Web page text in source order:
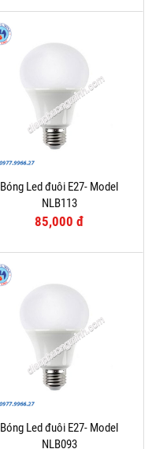
Bóng Led đuôi E27- Model
NLB113
85,000 đ
Bóng Led đuôi E27- Model
NLB093